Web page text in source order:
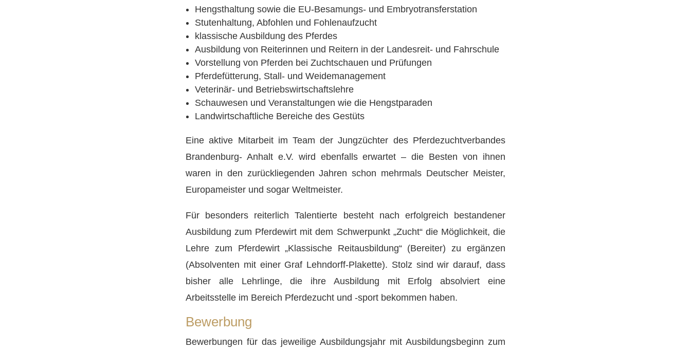
Hengsthaltung sowie die EU-Besamungs- und Embryotransferstation
Stutenhaltung, Abfohlen und Fohlenaufzucht
klassische Ausbildung des Pferdes
Ausbildung von Reiterinnen und Reitern in der Landesreit- und Fahrschule
Vorstellung von Pferden bei Zuchtschauen und Prüfungen
Pferdefütterung, Stall- und Weidemanagement
Veterinär- und Betriebswirtschaftslehre
Schauwesen und Veranstaltungen wie die Hengstparaden
Landwirtschaftliche Bereiche des Gestüts
Eine aktive Mitarbeit im Team der Jungzüchter des Pferdezuchtverbandes
Brandenburg- Anhalt e.V. wird ebenfalls erwartet – die Besten von ihnen
waren in den zurückliegenden Jahren schon mehrmals Deutscher Meister,
Europameister und sogar Weltmeister.
Für besonders reiterlich Talentierte besteht nach erfolgreich bestandener
Ausbildung zum Pferdewirt mit dem Schwerpunkt „Zucht“ die Möglichkeit, die
Lehre zum Pferdewirt „Klassische Reitausbildung“ (Bereiter) zu ergänzen
(Absolventen mit einer Graf Lehndorff-Plakette). Stolz sind wir darauf, dass
bisher alle Lehrlinge, die ihre Ausbildung mit Erfolg absolviert eine
Arbeitsstelle im Bereich Pferdezucht und -sport bekommen haben.
Bewerbung
Bewerbungen für das jeweilige Ausbildungsjahr mit Ausbildungsbeginn zum